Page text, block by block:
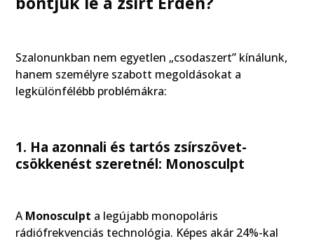
Szalonunkban nem egyetlen „csodaszert” kínálunk,
hanem személyre szabott megoldásokat a
legkülönfélébb problémákra:
1. Ha azonnali és tartós zsírszövet-
csökkenést szeretnél: Monosculpt
AMonosculpt a legújabb monopoláris
rádiófrekvenciás technológia. Képes akár 24%-kal